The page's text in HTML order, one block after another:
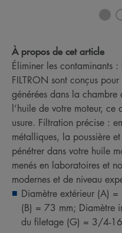
À propos de cet article
Éliminer les contaminants
FILTRON sont conçus
générées dans la
l’huile de votre moteur,
usure. Filtration précise :
métalliques, la poussière
pénétrer dans votre huile
menés en laboratoires et
modernes et de niveau
Diamètre extérieur (A)
(B) = 73 mm; Diamètre
du filetage (G) = 3/4-